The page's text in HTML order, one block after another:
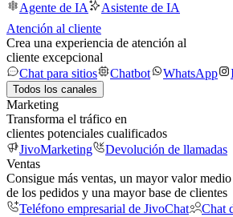
Agente de IA
Asistente de IA
Atención al cliente
Crea una experiencia de atención al
cliente excepcional
Chat para sitios
Chatbot WhatsApp
Todos los canales
Marketing
Transforma el tráfico en
clientes potenciales cualificados
JivoMarketing
Devolución de llamadas
Ventas
Consigue más ventas, un mayor valor medio
de los pedidos y una mayor base de clientes
Teléfono empresarial de JivoChat
Chat